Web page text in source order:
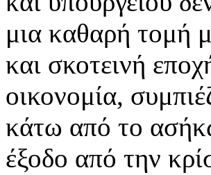
μια καθαρή τομή
και σκοτεινή
οικονομία,
κάτω από το
έξοδο από την